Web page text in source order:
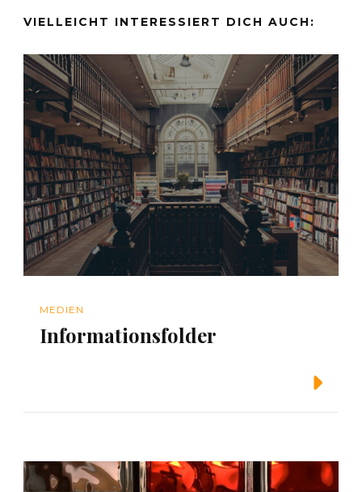
VIELLEICHT INTERESSIERT DICH AUCH:
MEDIEN
Informationsfolder